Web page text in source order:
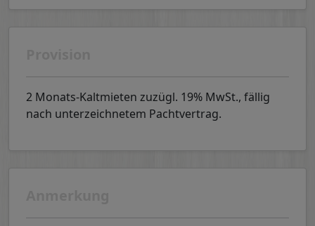
2 Monats-Kaltmieten zuzügl. 19% MwSt., fällig
nach unterzeichnetem Pachtvertrag.